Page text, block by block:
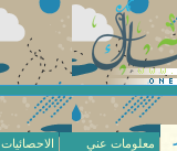
معلومات عني الاحصائيات